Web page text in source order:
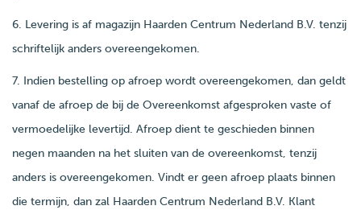
6. Levering is af magazijn Haarden Centrum Nederland B.V. tenzij
schriftelijk anders overeengekomen.
7. Indien bestelling op afroep wordt overeengekomen, dan geldt
vanaf de afroep de bij de Overeenkomst afgesproken vaste of
vermoedelijke levertijd. Afroep dient te geschieden binnen
negen maanden na het sluiten van de overeenkomst, tenzij
anders is overeengekomen. Vindt er geen afroep plaats binnen
die termijn, dan zal Haarden Centrum Nederland B.V. Klant